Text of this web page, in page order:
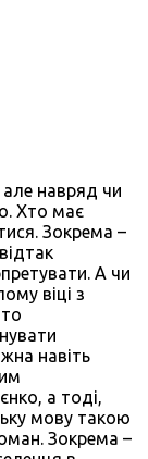
навряд чи
Хто має
Зокрема –
А чи
віці з
навіть
а тоді,
мову такою
Зокрема –